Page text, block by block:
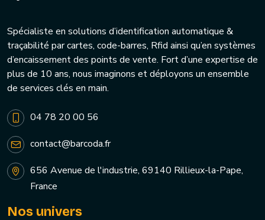
Spécialiste en solutions d’identification automatique &
traçabilité par cartes, code-barres, Rfid ainsi qu’en systèmes
d’encaissement des points de vente. Fort d’une expertise de
plus de 10 ans, nous imaginons et déployons un ensemble
de services clés en main.
04 78 20 00 56
contact@barcoda.fr
656 Avenue de l'industrie, 69140 Rillieux-la-Pape,
France
Nos univers